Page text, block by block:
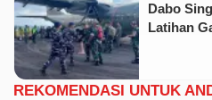
Dabo
Latihan
REKOMENDASI UNTUK